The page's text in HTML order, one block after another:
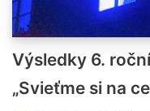
Výsledky 6.
„Svieťme si na